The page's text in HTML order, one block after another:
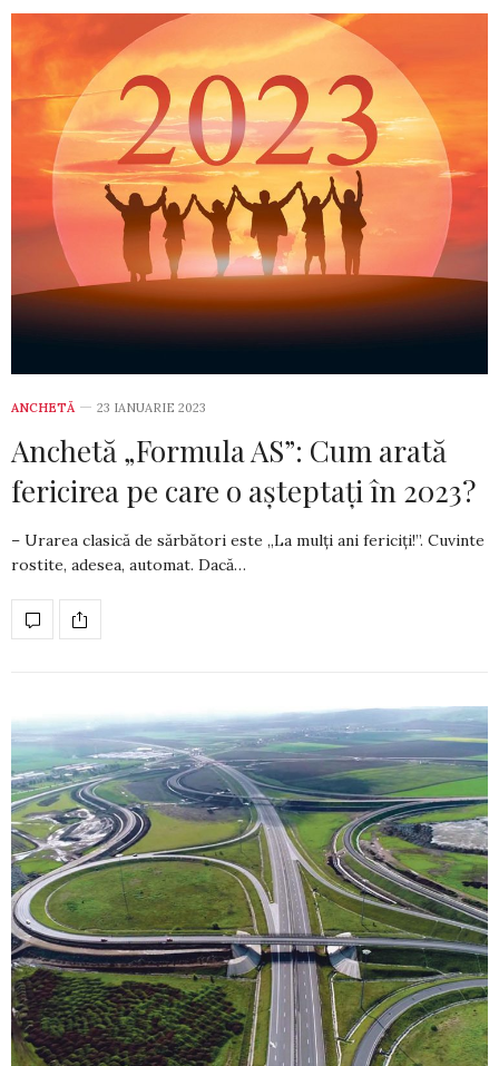
ANCHETĂ 23 IANUARIE 2023
Anchetă „Formula AS”: Cum arată
fericirea pe care o așteptați în 2023?
– Urarea clasică de sărbători este „La mulți ani fericiți!”. Cuvinte
rostite, adesea, automat. Dacă…